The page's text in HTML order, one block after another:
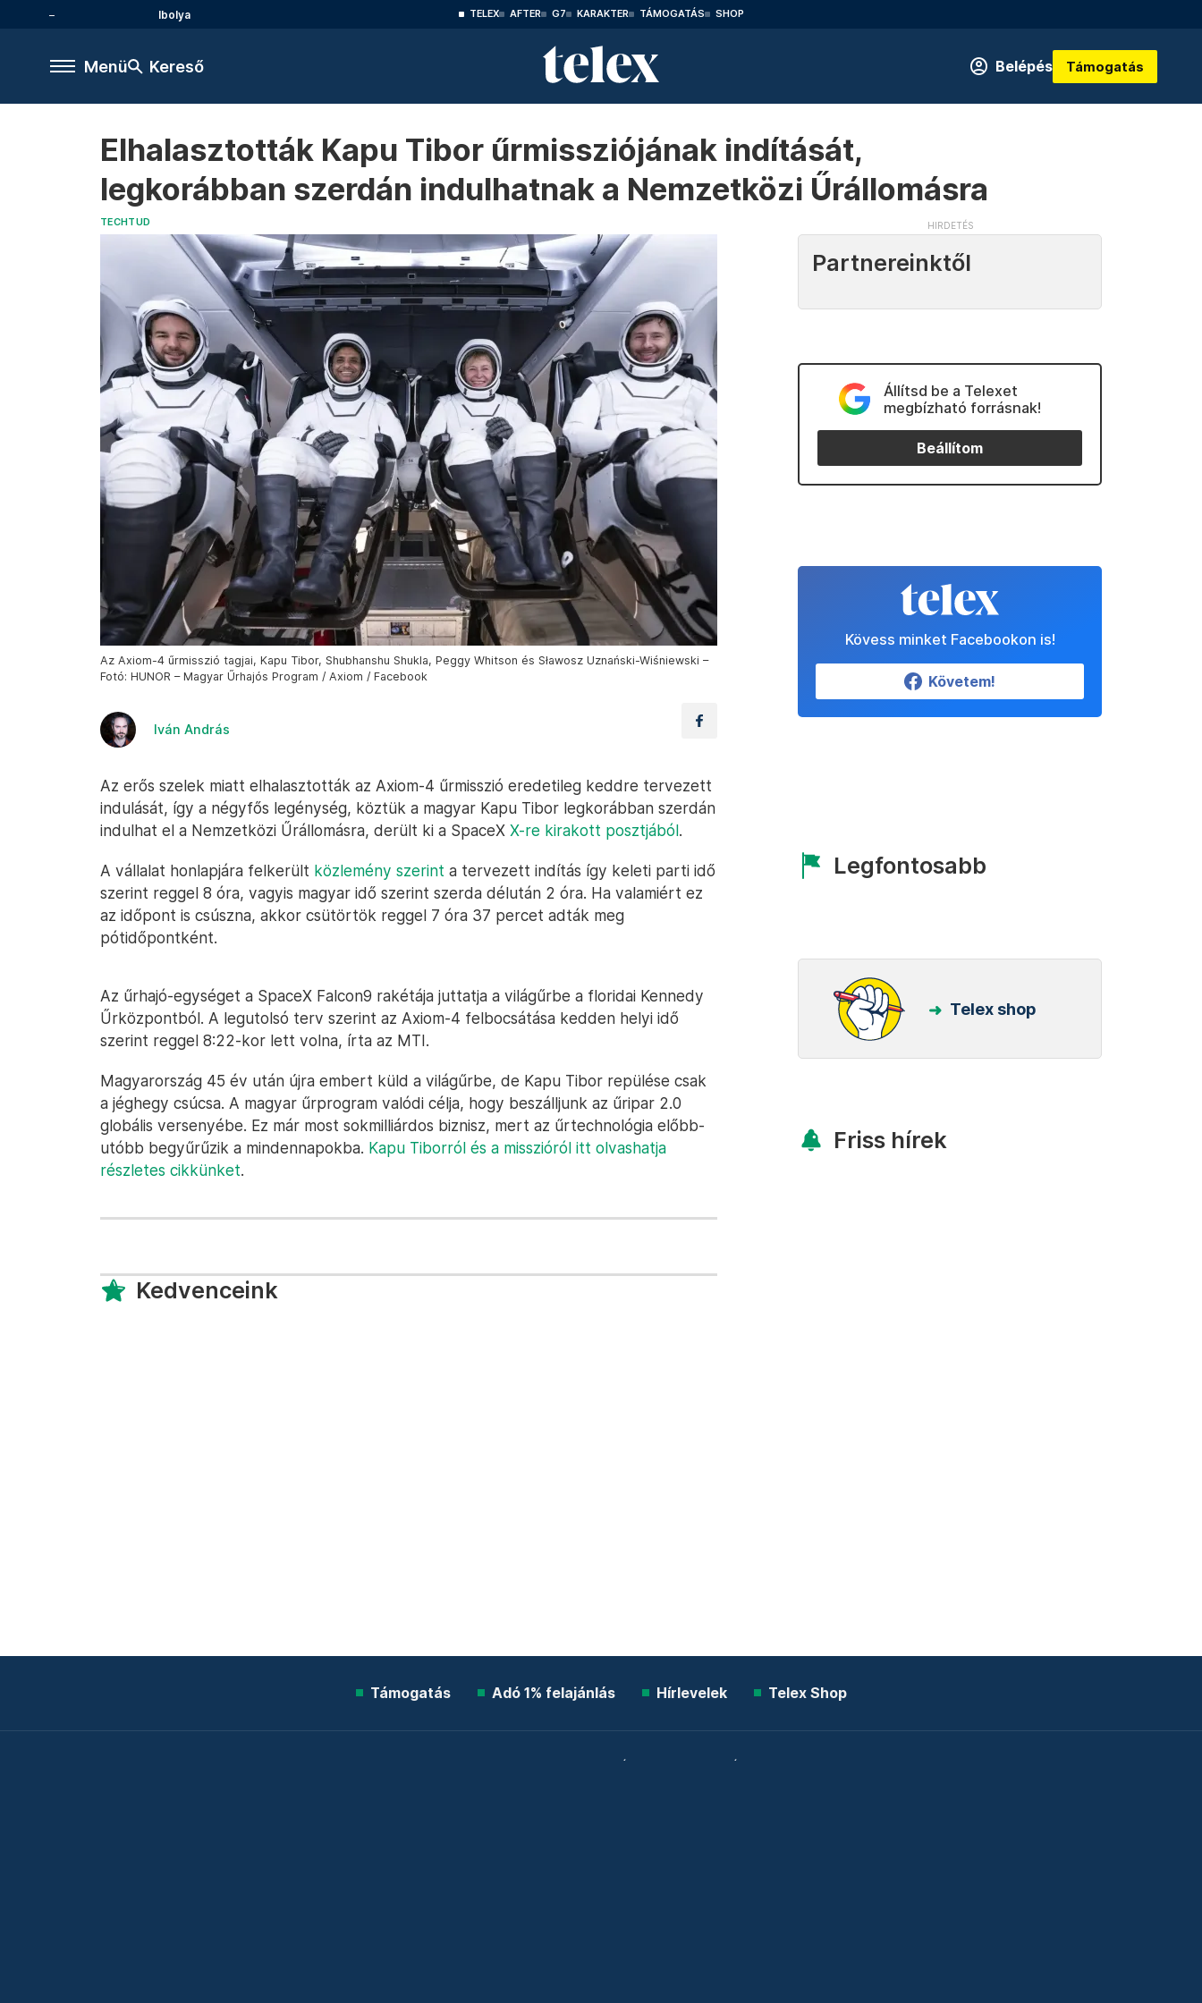
Ibolya TELEX AFTER G7 KARAKTER TÁMOGATÁS SHOP
Menü Kereső Belépés Támogatás
Elhalasztották Kapu Tibor űrmissziójának indítását,
legkorábban szerdán indulhatnak a Nemzetközi Űrállomásra
TECHTUD
Az Axiom-4 űrmisszió tagjai, Kapu Tibor, Shubhanshu Shukla, Peggy Whitson és Sławosz Uznański-Wiśniewski –
Fotó: HUNOR – Magyar Űrhajós Program / Axiom / Facebook
Iván András
Az erős szelek miatt elhalasztották az Axiom-4 űrmisszió eredetileg keddre tervezett
indulását, így a négyfős legénység, köztük a magyar Kapu Tibor legkorábban szerdán
indulhat el a Nemzetközi Űrállomásra, derült ki a SpaceX X-re kirakott posztjából.
A vállalat honlapjára felkerült közlemény szerint a tervezett indítás így keleti parti idő
szerint reggel 8 óra, vagyis magyar idő szerint szerda délután 2 óra. Ha valamiért ez
az időpont is csúszna, akkor csütörtök reggel 7 óra 37 percet adták meg
pótidőpontként.
Az űrhajó-egységet a SpaceX Falcon9 rakétája juttatja a világűrbe a floridai Kennedy
Űrközpontból. A legutolsó terv szerint az Axiom-4 felbocsátása kedden helyi idő
szerint reggel 8:22-kor lett volna, írta az MTI.
Magyarország 45 év után újra embert küld a világűrbe, de Kapu Tibor repülése csak
a jéghegy csúcsa. A magyar űrprogram valódi célja, hogy beszálljunk az űripar 2.0
globális versenyébe. Ez már most sokmilliárdos biznisz, mert az űrtechnológia előbb-
utóbb begyűrűzik a mindennapokba. Kapu Tiborról és a misszióról itt olvashatja
részletes cikkünket.
Kedvenceink
Partnereinktől
Állítsd be a Telexet
megbízható forrásnak!
Beállítom
Kövess minket Facebookon is!
Követem!
Legfontosabb
Telex shop
Friss hírek
Támogatás Adó 1% felajánlás Hírlevelek Telex Shop